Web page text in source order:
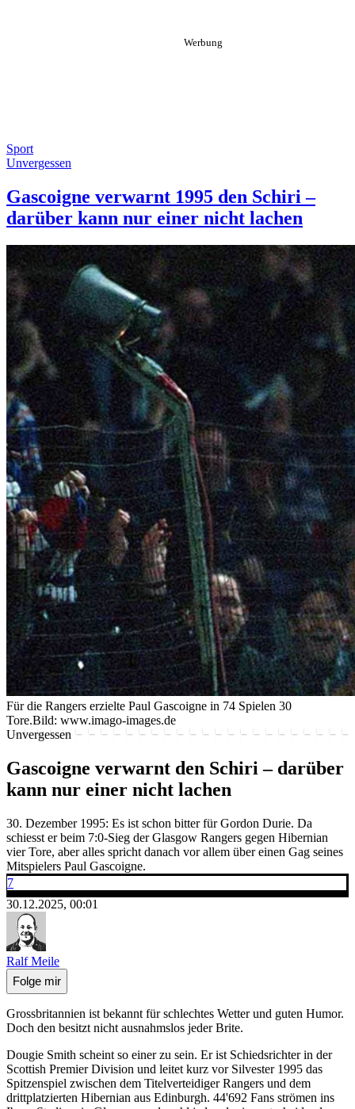
Sport
Unvergessen
Gascoigne verwarnt 1995 den Schiri –
darüber kann nur einer nicht lachen
Für die Rangers erzielte Paul Gascoigne in 74 Spielen 30
Tore.Bild: www.imago-images.de
Unvergessen
Gascoigne verwarnt den Schiri – darüber
kann nur einer nicht lachen
30. Dezember 1995: Es ist schon bitter für Gordon Durie. Da
schiesst er beim 7:0-Sieg der Glasgow Rangers gegen Hibernian
vier Tore, aber alles spricht danach vor allem über einen Gag seines
Mitspielers Paul Gascoigne.
7
30.12.2025, 00:01
Ralf Meile
Folge mir
Grossbritannien ist bekannt für schlechtes Wetter und guten Humor.
Doch den besitzt nicht ausnahmslos jeder Brite.
Dougie Smith scheint so einer zu sein. Er ist Schiedsrichter in der
Scottish Premier Division und leitet kurz vor Silvester 1995 das
Spitzenspiel zwischen dem Titelverteidiger Rangers und dem
drittplatzierten Hibernian aus Edinburgh. 44'692 Fans strömen ins